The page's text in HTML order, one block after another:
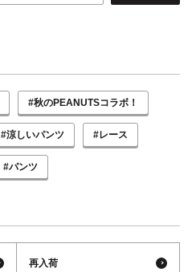
#秋のPEANUTSコラボ！
#涼しいパンツ #レース
#パンツ
再入荷